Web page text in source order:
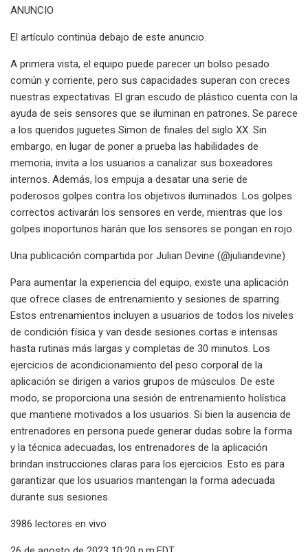
ANUNCIO
El artículo continúa debajo de este anuncio.
A primera vista, el equipo puede parecer un bolso pesado
común y corriente, pero sus capacidades superan con creces
nuestras expectativas. El gran escudo de plástico cuenta con la
ayuda de seis sensores que se iluminan en patrones. Se parece
a los queridos juguetes Simon de finales del siglo XX. Sin
embargo, en lugar de poner a prueba las habilidades de
memoria, invita a los usuarios a canalizar sus boxeadores
internos. Además, los empuja a desatar una serie de
poderosos golpes contra los objetivos iluminados. Los golpes
correctos activarán los sensores en verde, mientras que los
golpes inoportunos harán que los sensores se pongan en rojo.
Una publicación compartida por Julian Devine (@juliandevine)
Para aumentar la experiencia del equipo, existe una aplicación
que ofrece clases de entrenamiento y sesiones de sparring.
Estos entrenamientos incluyen a usuarios de todos los niveles
de condición física y van desde sesiones cortas e intensas
hasta rutinas más largas y completas de 30 minutos. Los
ejercicios de acondicionamiento del peso corporal de la
aplicación se dirigen a varios grupos de músculos. De este
modo, se proporciona una sesión de entrenamiento holística
que mantiene motivados a los usuarios. Si bien la ausencia de
entrenadores en persona puede generar dudas sobre la forma
y la técnica adecuadas, los entrenadores de la aplicación
brindan instrucciones claras para los ejercicios. Esto es para
garantizar que los usuarios mantengan la forma adecuada
durante sus sesiones.
3986 lectores en vivo